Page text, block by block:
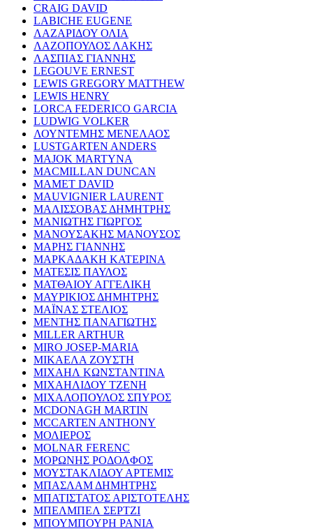
CRAIG DAVID
LABICHE EUGENE
ΛΑΖΑΡΙΔΟΥ ΟΛΙΑ
ΛΑΖΟΠΟΥΛΟΣ ΛΑΚΗΣ
ΛΑΣΠΙΑΣ ΓΙΑΝΝΗΣ
LEGOUVE ERNEST
LEWIS GREGORY MATTHEW
LEWIS HENRY
LORCA FEDERICO GARCIA
LUDWIG VOLKER
ΛΟΥΝΤΕΜΗΣ ΜΕΝΕΛΑΟΣ
LUSTGARTEN ANDERS
MAJOK MARTYNA
MACMILLAN DUNCAN
MAMET DAVID
MAUVIGNIER LAURENT
ΜΑΛΙΣΣΟΒΑΣ ΔΗΜΗΤΡΗΣ
ΜΑΝΙΩΤΗΣ ΓΙΩΡΓΟΣ
ΜΑΝΟΥΣΑΚΗΣ ΜΑΝΟΥΣΟΣ
ΜΑΡΗΣ ΓΙΑΝΝΗΣ
ΜΑΡΚΑΔΑΚΗ ΚΑΤΕΡΙΝΑ
ΜΑΤΕΣΙΣ ΠΑΥΛΟΣ
ΜΑΤΘΑΙΟΥ ΑΓΓΕΛΙΚΗ
ΜΑΥΡΙΚΙΟΣ ΔΗΜΗΤΡΗΣ
ΜΑΪΝΑΣ ΣΤΕΛΙΟΣ
ΜΕΝΤΗΣ ΠΑΝΑΓΙΩΤΗΣ
MILLER ARTHUR
MIRO JOSEP-MARIA
ΜΙΚΑΕΛΑ ΖΟΥΣΤΗ
ΜΙΧΑΗΛ ΚΩΝΣΤΑΝΤΙΝΑ
ΜΙΧΑΗΛΙΔΟΥ ΤΖΕΝΗ
ΜΙΧΑΛΟΠΟΥΛΟΣ ΣΠΥΡΟΣ
MCDONAGH MARTIN
MCCARTEN ANTHONY
ΜΟΛΙΕΡΟΣ
MOLNAR FERENC
ΜΟΡΩΝΗΣ ΡΟΔΟΛΦΟΣ
ΜΟΥΣΤΑΚΛΙΔΟΥ ΑΡΤΕΜΙΣ
ΜΠΑΣΛΑΜ ΔΗΜΗΤΡΗΣ
ΜΠΑΤΙΣΤΑΤΟΣ ΑΡΙΣΤΟΤΕΛΗΣ
ΜΠΕΛΜΠΕΛ ΣΕΡΤΖΙ
ΜΠΟΥΜΠΟΥΡΗ ΡΑΝΙΑ